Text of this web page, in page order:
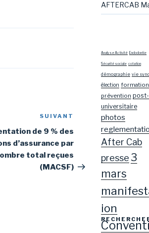
Article
suivant
SUIVANT
de 9 % des
d’assurance par
total reçues
(MACSF)
AFTERCAB
Analyse Activité Endodontie
Sécurité sociale cotation
démographie vie
élection formation
prévention post-
universitaire
photos
After Cab
presse 3
mars
ion